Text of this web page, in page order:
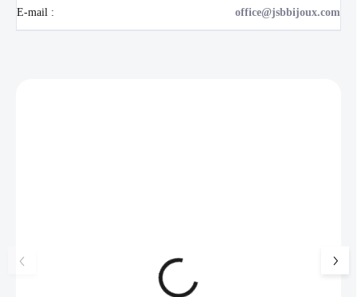
E-mail : office@jsbbijoux.com